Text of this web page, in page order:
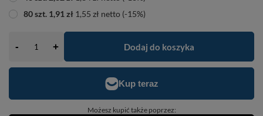
- + Dodaj do koszyka
Możesz kupić także poprzez:
80szt. 1,91 zł 1,55 zł netto (-15%)